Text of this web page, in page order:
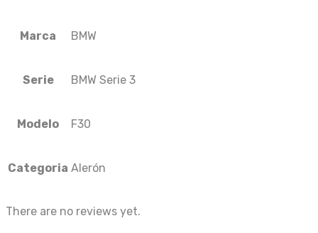
Marca BMW
Serie BMW Serie 3
Modelo F30
Categoria Alerón
There are no reviews yet.